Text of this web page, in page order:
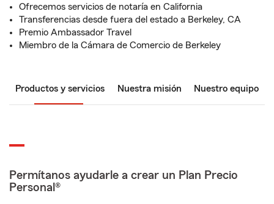
Ofrecemos servicios de notaría en California
Transferencias desde fuera del estado a Berkeley, CA
Premio Ambassador Travel
Miembro de la Cámara de Comercio de Berkeley
Productos y servicios Nuestra misión Nuestro equipo
Permítanos ayudarle a crear un Plan Precio
Personal®